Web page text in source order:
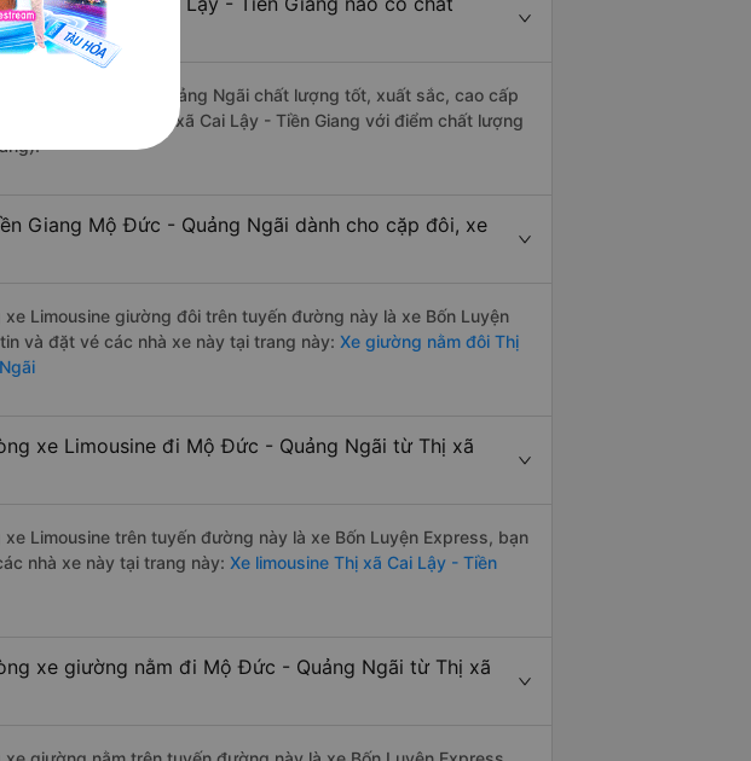
Giang Mộ Đức - Quảng Ngãi chất lượng tốt, xuất sắc, cao cấp
- Quảng Ngãi từ Thị xã Cai Lậy - Tiền Giang với điểm chất lượng
Giang Mộ Đức - Quảng Ngãi dành cho cặp đôi, xe
Limousine giường đôi trên tuyến đường này là xe Bốn Luyện
và đặt vé các nhà xe này tại trang này: Xe giường nằm đôi Thị
xe Limousine đi Mộ Đức - Quảng Ngãi từ Thị xã
Limousine trên tuyến đường này là xe Bốn Luyện Express, bạn
nhà xe này tại trang này: Xe limousine Thị xã Cai Lậy - Tiền
xe giường nằm đi Mộ Đức - Quảng Ngãi từ Thị xã